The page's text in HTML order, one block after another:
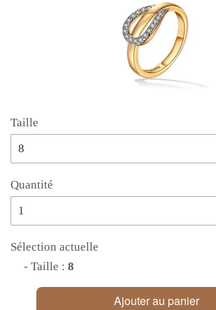
Taille
Quantité
Sélection actuelle
- Taille : 8
Ajouter au panier